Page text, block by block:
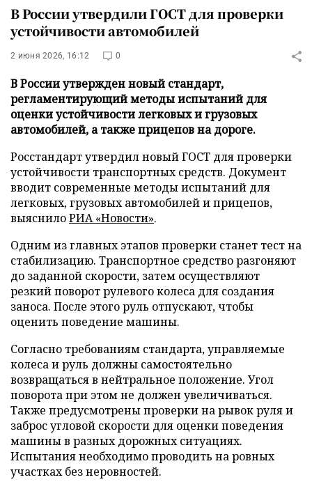
В России утвердили ГОСТ для проверки
устойчивости автомобилей
2 июня 2026, 16:12 0
В России утвержден новый стандарт,
регламентирующий методы испытаний для
оценки устойчивости легковых и грузовых
автомобилей, а также прицепов на дороге.
Росстандарт утвердил новый ГОСТ для проверки
устойчивости транспортных средств. Документ
вводит современные методы испытаний для
легковых, грузовых автомобилей и прицепов,
выяснилоРИА «Новости».
Одним из главных этапов проверки станет тест на
стабилизацию. Транспортное средство разгоняют
до заданной скорости, затем осуществляют
резкий поворот рулевого колеса для создания
заноса. После этого руль отпускают, чтобы
оценить поведение машины.
Согласно требованиям стандарта, управляемые
колеса и руль должны самостоятельно
возвращаться в нейтральное положение. Угол
поворота при этом не должен увеличиваться.
Также предусмотрены проверки на рывок руля и
заброс угловой скорости для оценки поведения
машины в разных дорожных ситуациях.
Испытания необходимо проводить на ровных
участках без неровностей.